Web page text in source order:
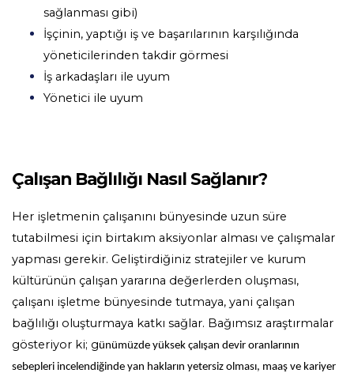
sağlanması gibi)
İşçinin, yaptığı iş ve başarılarının karşılığında
yöneticilerinden takdir görmesi
İş arkadaşları ile uyum
Yönetici ile uyum
Çalışan Bağlılığı Nasıl Sağlanır?
Her işletmenin çalışanını bünyesinde uzun süre
tutabilmesi için birtakım aksiyonlar alması ve çalışmalar
yapması gerekir. Geliştirdiğiniz stratejiler ve kurum
kültürünün çalışan yararına değerlerden oluşması,
çalışanı işletme bünyesinde tutmaya, yani çalışan
bağlılığı oluşturmaya katkı sağlar. Bağımsız araştırmalar
gösteriyor ki; günümüzde yüksek çalışan devir oranlarının
sebepleri incelendiğinde yan hakların yetersiz olması, maaş ve kariyer